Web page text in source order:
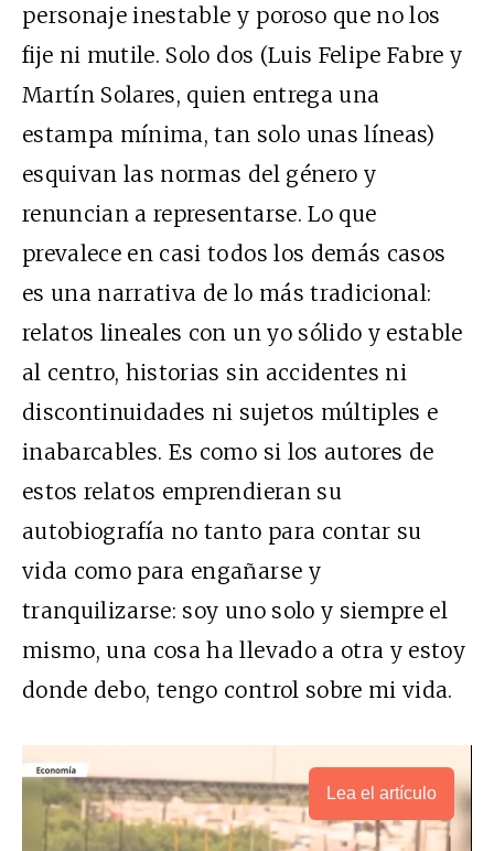
personaje inestable y poroso que no los
fije ni mutile. Solo dos (Luis Felipe Fabre y
Martín Solares, quien entrega una
estampa mínima, tan solo unas líneas)
esquivan las normas del género y
renuncian a representarse. Lo que
prevalece en casi todos los demás casos
es una narrativa de lo más tradicional:
relatos lineales con un yo sólido y estable
al centro, historias sin accidentes ni
discontinuidades ni sujetos múltiples e
inabarcables. Es como si los autores de
estos relatos emprendieran su
autobiografía no tanto para contar su
vida como para engañarse y
tranquilizarse: soy uno solo y siempre el
mismo, una cosa ha llevado a otra y estoy
donde debo, tengo control sobre mi vida.
Lea el artículo